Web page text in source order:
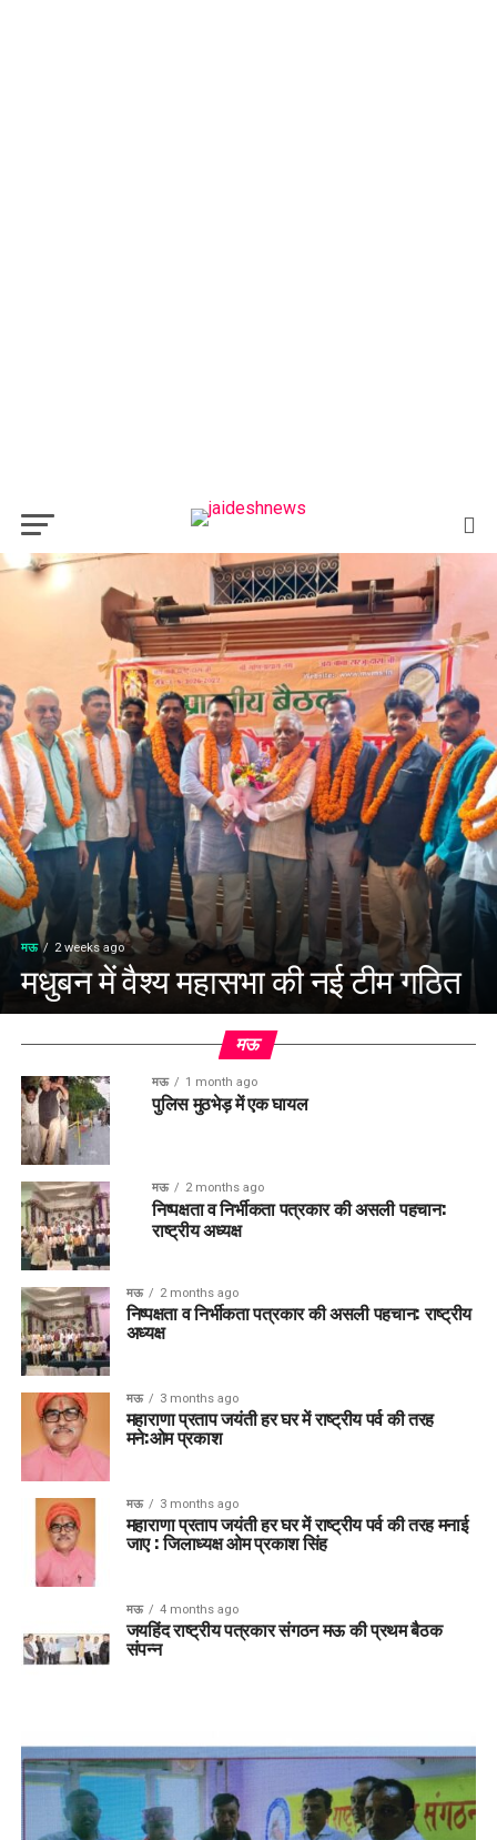
मऊ 2 weeks ago
मधुबन में वैश्य महासभा की नई टीम गठित
मऊ
मऊ 1 month ago
पुलिस मुठभेड़ में एक घायल
मऊ 2 months ago
निष्पक्षता व निर्भीकता पत्रकार की असली पहचान:
राष्ट्रीय अध्यक्ष
मऊ 2 months ago
निष्पक्षता व निर्भीकता पत्रकार की असली पहचान: राष्ट्रीय
अध्यक्ष
मऊ 3 months ago
महाराणा प्रताप जयंती हर घर में राष्ट्रीय पर्व की तरह
मने:ओम प्रकाश
मऊ 3 months ago
महाराणा प्रताप जयंती हर घर में राष्ट्रीय पर्व की तरह मनाई
जाए : जिलाध्यक्ष ओम प्रकाश सिंह
मऊ 4 months ago
जयहिंद राष्ट्रीय पत्रकार संगठन मऊ की प्रथम बैठक
संपन्न